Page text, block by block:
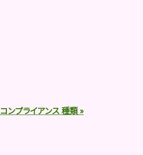
コンプライアンス 種類 »